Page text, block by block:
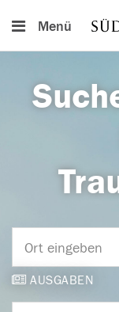
Menü
AUSGABEN